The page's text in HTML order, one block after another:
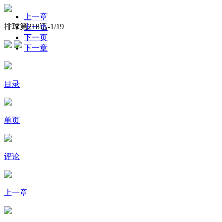
排球第218话-1/19
上一章
上一页
下一页
下一章
目录
单页
评论
上一章